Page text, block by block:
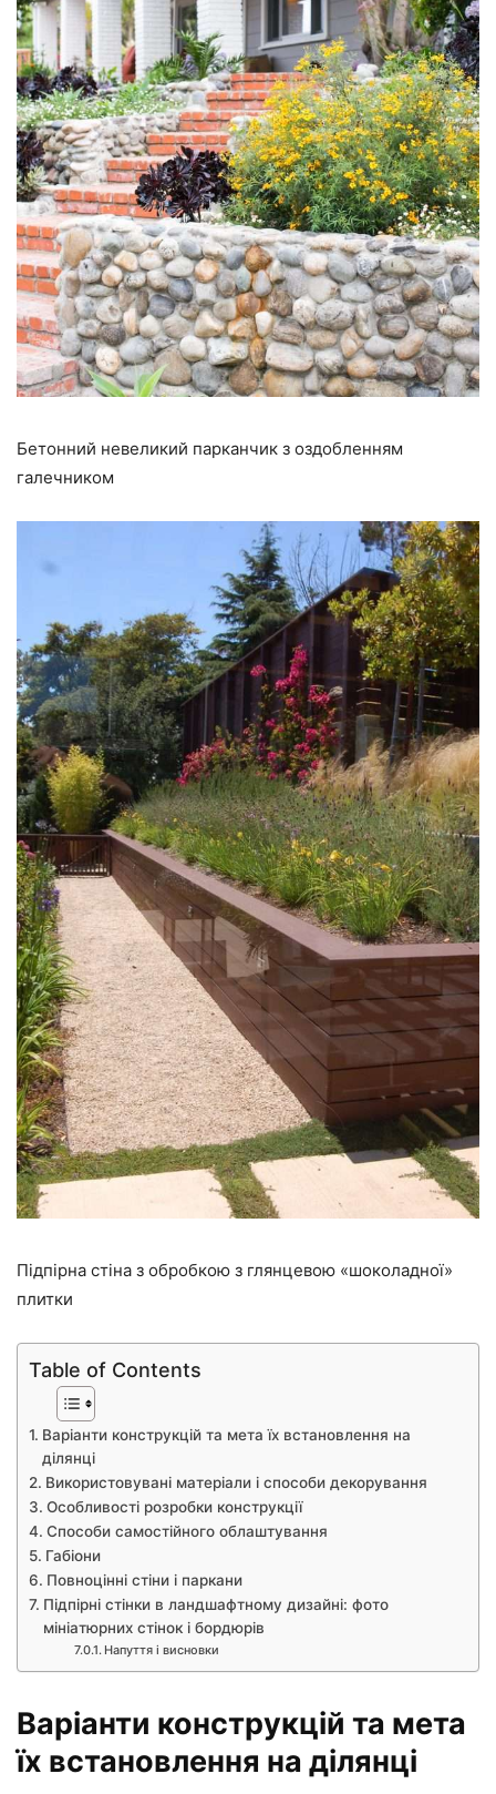
Бетонний невеликий парканчик з оздобленням
галечником
Підпірна стіна з обробкою з глянцевою «шоколадної»
плитки
Table of Contents
Варіанти конструкцій та мета їх встановлення на
ділянці
Використовувані матеріали і способи декорування
Особливості розробки конструкції
Способи самостійного облаштування
Габіони
Повноцінні стіни і паркани
Підпірні стінки в ландшафтному дизайні: фото
мініатюрних стінок і бордюрів
Напуття і висновки
Варіанти конструкцій та мета
їх встановлення на ділянці